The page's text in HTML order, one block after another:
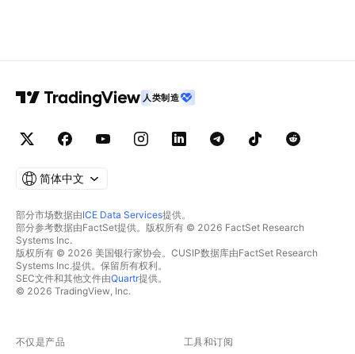
人类制造
简体中文
部分市场数据由ICE Data Services提供。
部分参考数据由FactSet提供。版权所有 © 2026 FactSet Research
Systems Inc.
版权所有 © 2026 美国银行家协会。CUSIP数据库由FactSet Research
Systems Inc.提供。保留所有权利。
SEC文件和其他文件由Quartr提供。
© 2026 TradingView, Inc.
不仅是产品 工具和订阅